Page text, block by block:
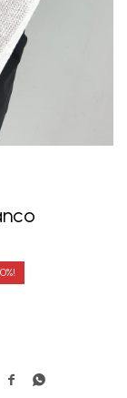
 